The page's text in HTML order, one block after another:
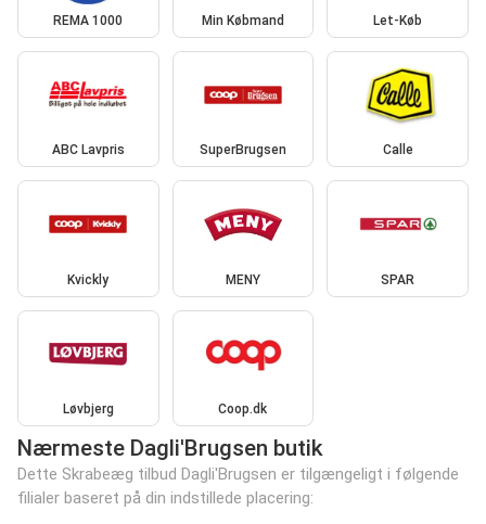
REMA 1000 Min Købmand Let-Køb
ABC Lavpris SuperBrugsen Calle
Kvickly MENY SPAR
Løvbjerg Coop.dk
Nærmeste Dagli'Brugsen butik
Dette Skrabeæg tilbud Dagli'Brugsen er tilgængeligt i følgende
filialer baseret på din indstillede placering: